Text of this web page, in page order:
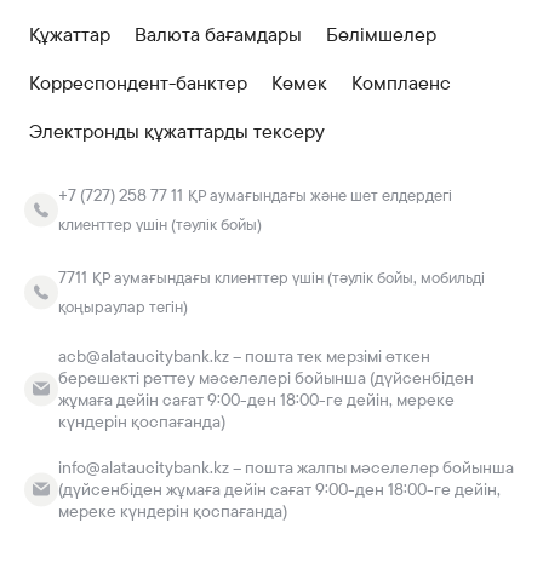
Құжаттар
Валюта бағамдары
Бөлімшелер
Корреспондент-банктер
Көмек
Комплаенс
Электронды құжаттарды тексеру
+7 (727) 258 77 11 ҚР аумағындағы және шет елдердегі
клиенттер үшін (тәулік бойы)
7711 ҚР аумағындағы клиенттер үшін (тәулік бойы, мобильді
қоңыраулар тегін)
acb@alataucitybank.kz – пошта тек мерзімі өткен
берешекті реттеу мәселелері бойынша (дүйсенбіден
жұмаға дейін сағат 9:00-ден 18:00-ге дейін, мереке
күндерін қоспағанда)
info@alataucitybank.kz – пошта жалпы мәселелер бойынша
(дүйсенбіден жұмаға дейін сағат 9:00-ден 18:00-ге дейін,
мереке күндерін қоспағанда)